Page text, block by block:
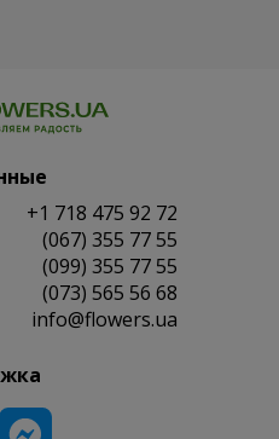
+1 718 475 92 72
(067) 355 77 55
(099) 355 77 55
(073) 565 56 68
info@flowers.ua